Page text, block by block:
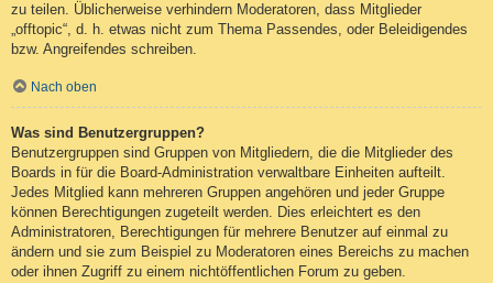
zu teilen. Üblicherweise verhindern Moderatoren, dass Mitglieder
„offtopic“, d. h. etwas nicht zum Thema Passendes, oder Beleidigendes
bzw. Angreifendes schreiben.
Nach oben
Was sind Benutzergruppen?
Benutzergruppen sind Gruppen von Mitgliedern, die die Mitglieder des
Boards in für die Board-Administration verwaltbare Einheiten aufteilt.
Jedes Mitglied kann mehreren Gruppen angehören und jeder Gruppe
können Berechtigungen zugeteilt werden. Dies erleichtert es den
Administratoren, Berechtigungen für mehrere Benutzer auf einmal zu
ändern und sie zum Beispiel zu Moderatoren eines Bereichs zu machen
oder ihnen Zugriff zu einem nichtöffentlichen Forum zu geben.